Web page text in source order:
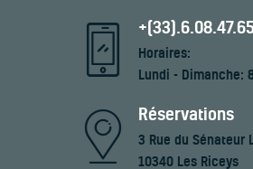
Horaires:
Lundi - Dimanche:
Réservations
3 Rue du Sénateur
10340 Les Riceys